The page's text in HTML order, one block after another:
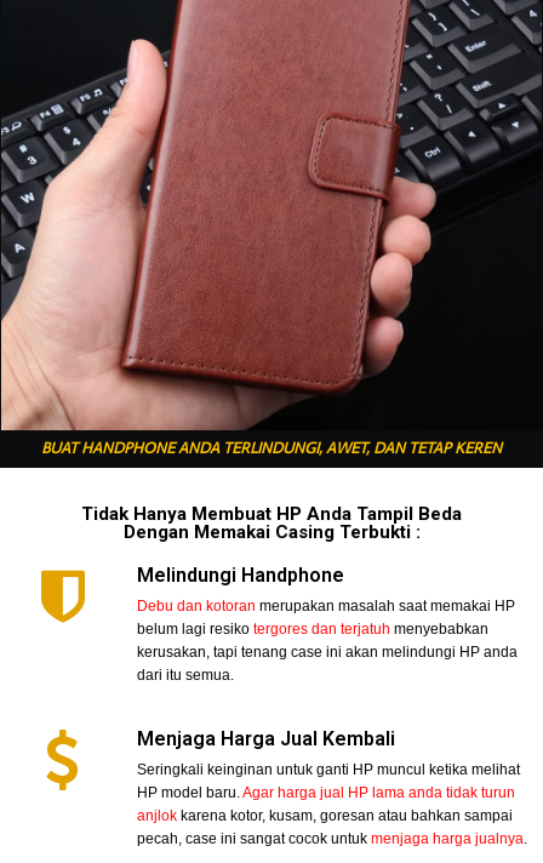
BUAT HANDPHONE ANDA TERLINDUNGI, AWET, DAN TETAP KEREN
Tidak Hanya Membuat HP Anda Tampil Beda
Dengan Memakai Casing Terbukti :
Melindungi Handphone
Debu dan kotoran merupakan masalah saat memakai HP
belum lagi resiko tergores dan terjatuh menyebabkan
kerusakan, tapi tenang case ini akan melindungi HP anda
dari itu semua.
Menjaga Harga Jual Kembali
Seringkali keinginan untuk ganti HP muncul ketika melihat
HP model baru.Agar harga jual HP lama anda tidak turun
anjlok karena kotor, kusam, goresan atau bahkan sampai
pecah, case ini sangat cocok untukmenjaga harga jualnya.